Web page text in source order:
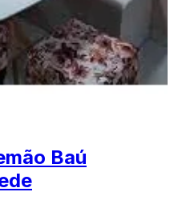
Baú